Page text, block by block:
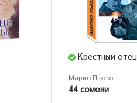
Крестный отец
Марио Пьюзо
44 сомони